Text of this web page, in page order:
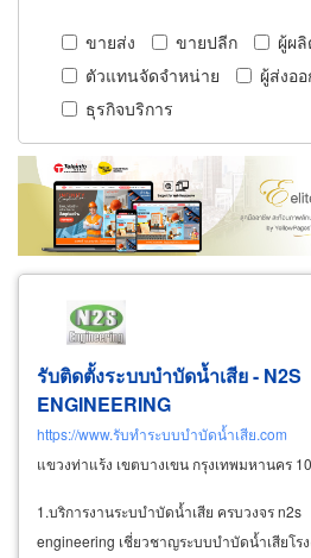
ขายส่ง ขายปลีก
ผู้ผ
ตัวแทนจัดจำหน่าย
ผู้ส่งอ
ธุรกิจบริการ
รับติดตั้งระบบบำบัดน้ำเสีย - N2S
ENGINEERING
https://www.รับทำระบบบำบัดน้ำเสีย.com
แขวงท่าแร้ง เขตบางเขน กรุงเทพมหานคร
1.บริการงานระบบำบัดน้ำเสีย ครบวงจร n2s
engineering เชี่ยวชาญระบบบำบัดน้ำเสียโร